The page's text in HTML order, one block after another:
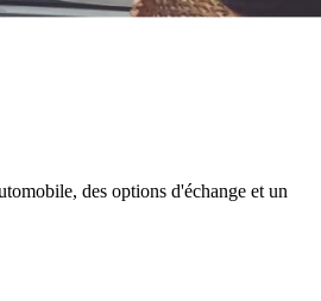
des options d'échange et un